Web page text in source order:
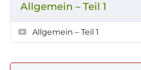
Allgemein – Teil 1
Allgemein – Teil 1